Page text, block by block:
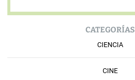
CATEGORÍAS
CIENCIA
CINE